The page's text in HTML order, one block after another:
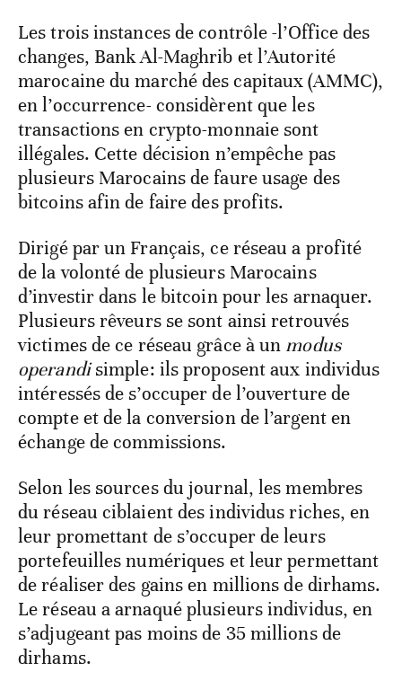
Les trois instances de contrôle -l’Office des
changes, Bank Al-Maghrib et l’Autorité
marocaine du marché des capitaux (AMMC),
en l’occurrence- considèrent que les
transactions en crypto-monnaie sont
illégales. Cette décision n’empêche pas
plusieurs Marocains de faure usage des
bitcoins afin de faire des profits.
Dirigé par un Français, ce réseau a profité
de la volonté de plusieurs Marocains
d’investir dans le bitcoin pour les arnaquer.
Plusieurs rêveurs se sont ainsi retrouvés
victimes de ce réseau grâce à un modus
operandisimple: ils proposent aux individus
intéressés de s’occuper de l’ouverture de
compte et de la conversion de l’argent en
échange de commissions.
Selon les sources du journal, les membres
du réseau ciblaient des individus riches, en
leur promettant de s’occuper de leurs
portefeuilles numériques et leur permettant
de réaliser des gains en millions de dirhams.
Le réseau a arnaqué plusieurs individus, en
s’adjugeant pas moins de 35 millions de
dirhams.